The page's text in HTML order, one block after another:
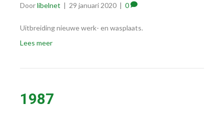
Doorlibelnet | 29 januari 2020 | 0
Uitbreiding nieuwe werk- en wasplaats.
Lees meer
1987